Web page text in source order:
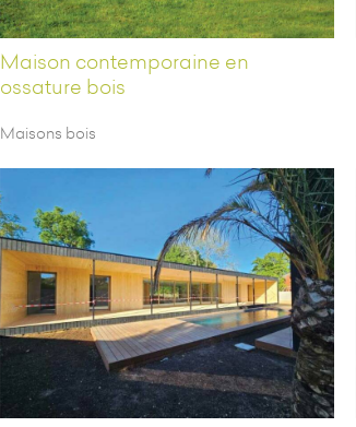
Maison contemporaine en
ossature bois
Maisons bois